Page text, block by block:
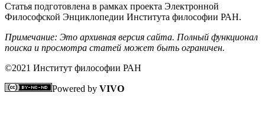
Статья подготовлена в рамках проекта Электронной
Философской Энциклопедии Института философии РАН.
Примечание: Это архивная версия сайта. Полный функционал
поиска и просмотра статей может быть ограничен.
©2021 Институт философии РАН
Powered by VIVO